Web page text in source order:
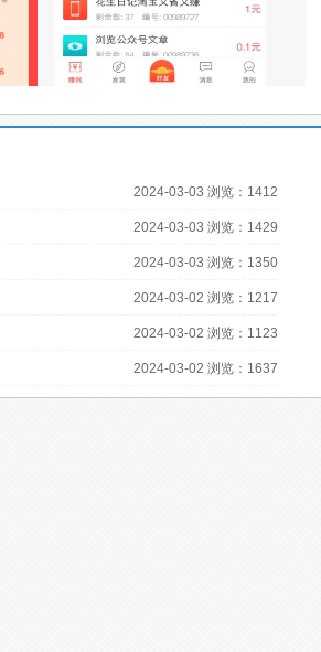
2024-03-03 浏览：1412
2024-03-03 浏览：1429
2024-03-03 浏览：1350
2024-03-02 浏览：1217
2024-03-02 浏览：1123
2024-03-02 浏览：1637